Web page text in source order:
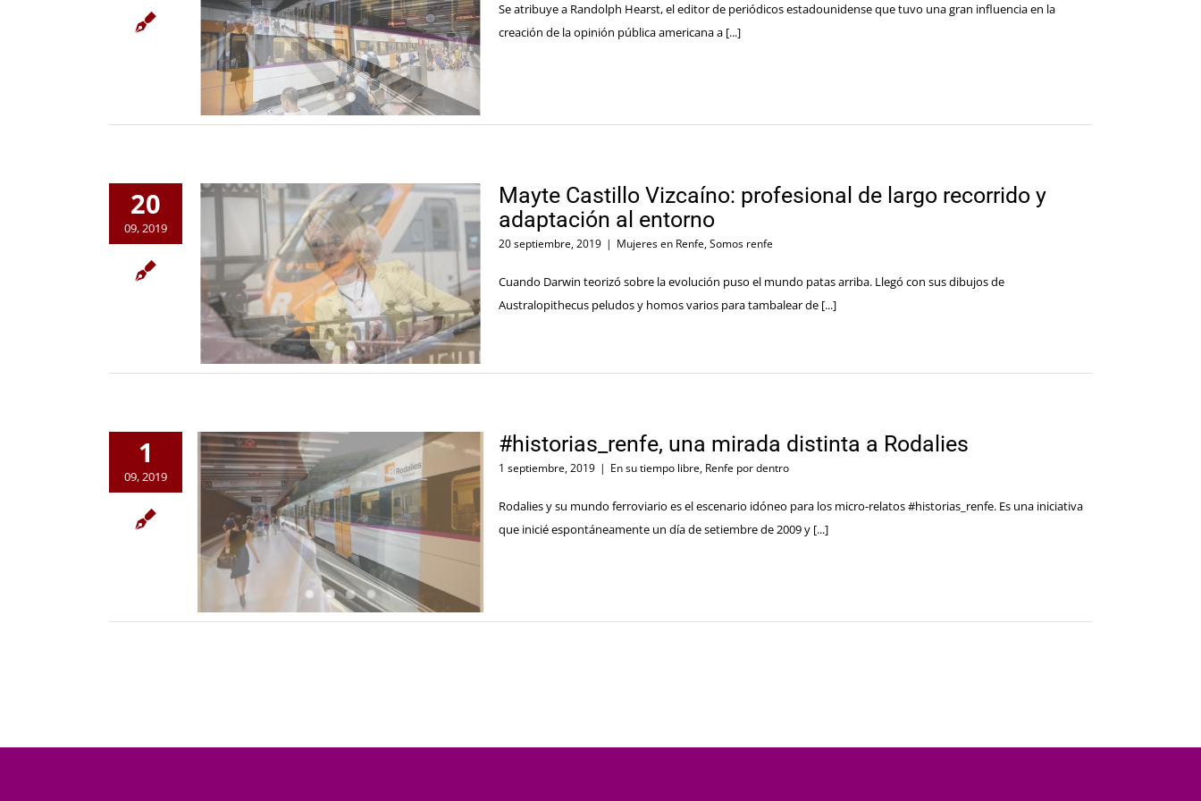
Se atribuye a Randolph Hearst, el editor de periódicos estadounidense que tuvo una gran influencia en la
creación de la opinión pública americana a [...]
20
09, 2019
Mayte Castillo Vizcaíno: profesional de largo recorrido y
adaptación al entorno
20 septiembre, 2019 | Mujeres en Renfe,Somos renfe
Cuando Darwin teorizó sobre la evolución puso el mundo patas arriba. Llegó con sus dibujos de
Australopithecus peludos y homos varios para tambalear de [...]
1
09, 2019
#historias_renfe, una mirada distinta a Rodalies
1 septiembre, 2019 | En su tiempo libre, Renfe por dentro
Rodalies y su mundo ferroviario es el escenario idóneo para los micro-relatos #historias_renfe. Es una iniciativa
que inicié espontáneamente un día de setiembre de 2009 y [...]